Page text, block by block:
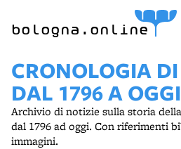
bologna.online
CRONOLOGIA
DAL 1796 A OGGI
Archivio di notizie sulla storia
dal 1796 ad oggi. Con riferimenti
immagini.